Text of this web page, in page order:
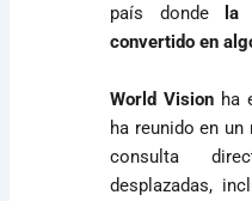
país donde
la
convertido en
World Vision ha
ha reunido en
consulta
desplazadas,